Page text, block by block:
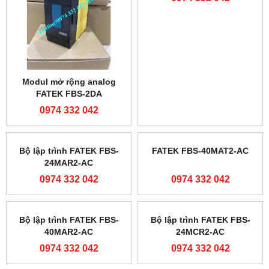
Modul mở rộng analog
FATEK FBS-2DA
0974 332 042
Bộ lập trình FATEK FBS-
FATEK FBS-40MAT2-AC